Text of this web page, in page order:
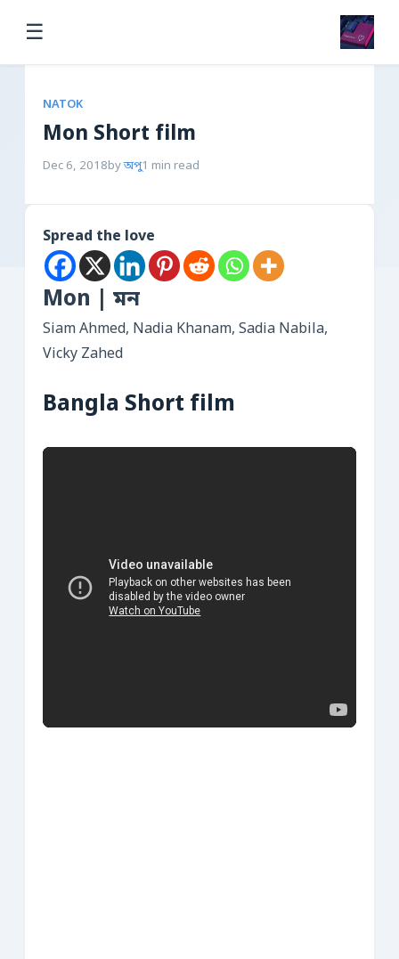
☰
NATOK
Mon Short film
Dec 6, 2018byঅপু1 min read
Spread the love
Mon | মন
Siam Ahmed, Nadia Khanam, Sadia Nabila,
Vicky Zahed
Bangla Short film